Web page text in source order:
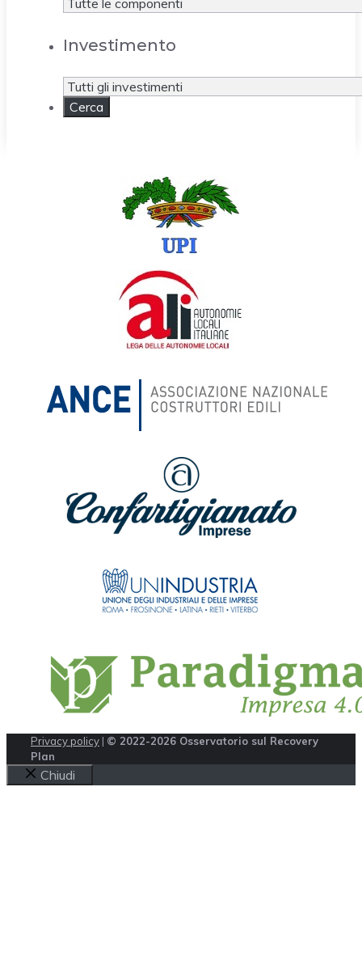
Investimento
Privacy policy | © 2022-2026 Osservatorio sul Recovery
Plan
Chiudi